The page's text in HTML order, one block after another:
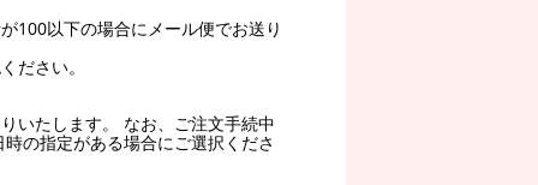
100以下の場合にメール便でお送り
ださい。
いたします。 なお、ご注文手続中
の指定がある場合にご選択くださ